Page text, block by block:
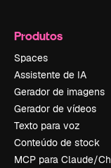
Produtos
Spaces
Assistente de IA
Gerador de imagens
Gerador de vídeos
Texto para voz
Conteúdo de stock
MCP para Claude/